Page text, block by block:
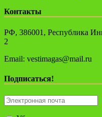
Контакты
РФ, 386001, Республика
2
Email: vestimagas@mail.ru
Подписаться!